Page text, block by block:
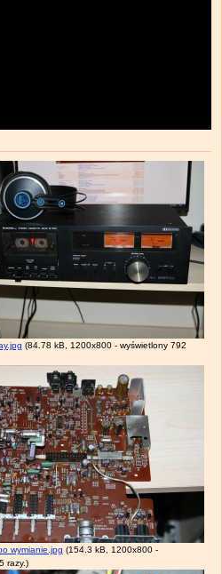
(84.78 kB, 1200x800 - wyświetlony 792
wymianie.jpg (154.3 kB, 1200x800 -
razy.)